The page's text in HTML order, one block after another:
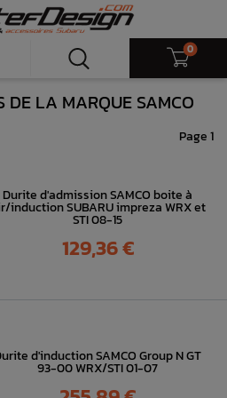
0
DE LA MARQUE SAMCO
Page 1
Durite d'admission SAMCO boite à
induction SUBARU impreza WRX et
STI 08-15
Prix
129,36 €
d'induction SAMCO Group N GT
93-00 WRX/STI 01-07
Prix